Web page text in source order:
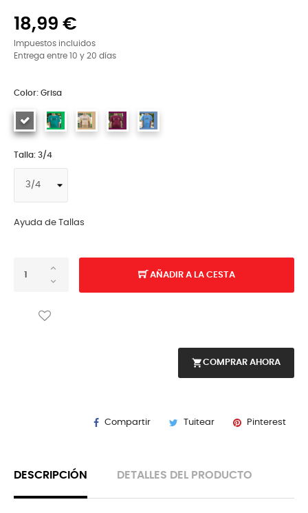
18,99 €
Impuestos incluidos
Entrega entre 10 y 20 días
Color: Grisa
Talla: 3/4
Ayuda de Tallas
AÑADIR A LA CESTA
shopping_cartCOMPRAR AHORA
Compartir Tuitear Pinterest
DESCRIPCIÓN DETALLES DEL PRODUCTO